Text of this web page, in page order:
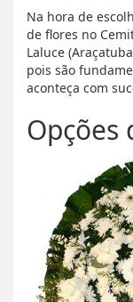
Na hora de
de flores no
Laluce
pois são
aconteça com
Opções